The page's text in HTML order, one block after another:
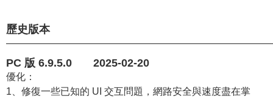
歷史版本
PC 版 6.9.5.0 2025-02-20
優化：
1、修復一些已知的 UI 交互問題，網路安全與速度盡在掌